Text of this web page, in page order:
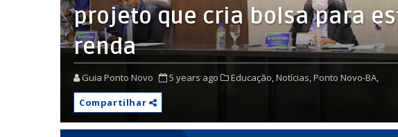
projeto que cria bolsa para
renda
Guia Ponto Novo 5 years ago Educação,Notícias,Ponto Novo-BA,
Compartilhar